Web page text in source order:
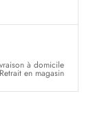
à domicile
Retrait en magasin